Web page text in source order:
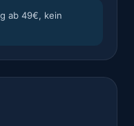
ab 49€, kein